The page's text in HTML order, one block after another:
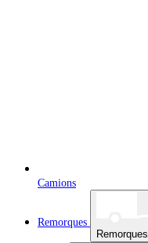
Camions
Remorques
Remorques